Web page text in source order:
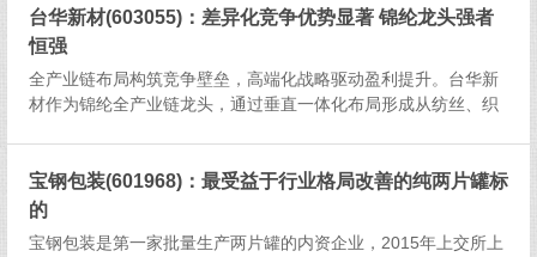
应用于机器人、医...
台华新材(603055)：差异化竞争优势显著 锦纶龙头强者
恒强
全产业链布局构筑竞争壁垒，高端化战略驱动盈利提升。台华新
材作为锦纶全产业链龙头，通过垂直一体化布局形成从纺丝、织
地实现34.5万...
宝钢包装(601968)：最受益于行业格局改善的纯两片罐标
的
宝钢包装是第一家批量生产两片罐的内资企业，2015年上交所上